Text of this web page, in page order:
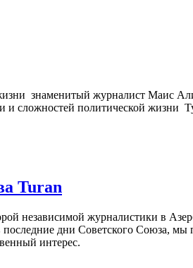
знаменитый журналист Маис
сложностей политической жизни
Turan
независимой журналистики в
дни Советского Союза,
интерес.